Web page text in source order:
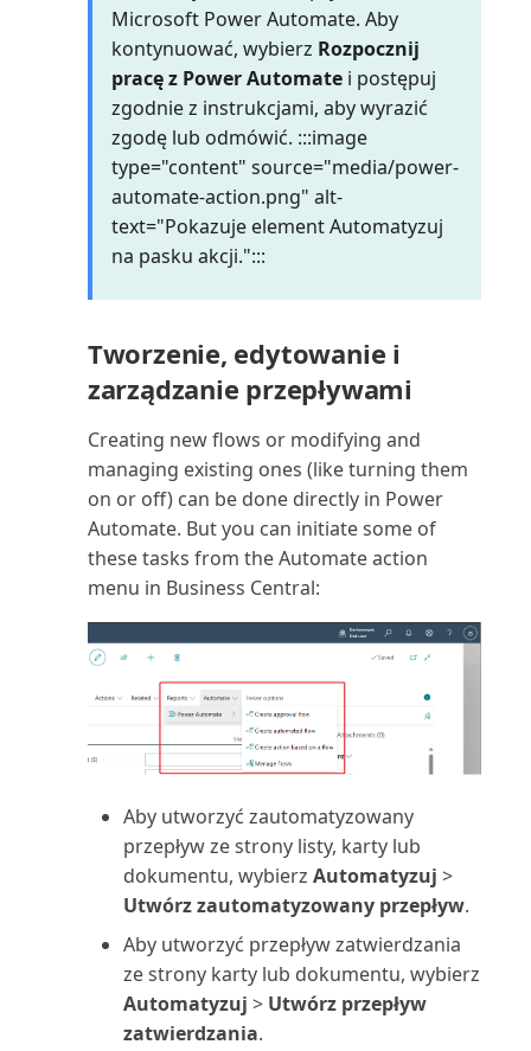
walutach
Rozwiązywanie problemów i
korygowanie wymiarów
Sprawdzanie poprawności
numerów identyfikacji p...
Szczegółowe zapisy księgi
dostawców
nabywców (raport Powe...
kosztów
Tolerancja płatności i tolerancja
rabatu płatni...
Transakcje zakupu z udziałem
strony trzeciej w UE
Tworzenie budżetów K/G
Tworzenie budżetów kosztów
Usuwanie i ponowne
stosowanie zapisów zapasów
Usuwanie zapisów budżetu
kosztów
Uzgadnianie kosztów zapasów z
przed zaksięgowa...
Wyświetlanie użytecznych
informacji w Centrach ról
Zapisywanie i personalizowanie
widoków list
Zarządzanie uprawnieniami za
pomocą grup użytko...
podstawowych dla bieżącego ...
funkcji
Znajdowanie powiązanych
zapisów dla dokumentów
Znajdowanie stron i raportów za
pomocą Eksplora...
Oferty umów do podpisania
(raport)
Opłaty za zapasy: specyfikacja
(raport)
Plan dostępności zapasów
(raport)
Podsumowanie odroczeń:
Sprzedaż (raport)
(raport)
Podsumowanie odroczeń
zakupów (raport)
Pojemnik korygujący magazynu
(raport)
Porównanie sald: poprzedni rok
Poziom obciążenia serwisu
Prognoza produkcji (raport)
Prognozowana wartość środka
trwałego (raport)
Prognozowana wartość
środków trwałych (raport E...
Microsoft Power Automate. Aby
kontynuować, wybierz Rozpocznij
pracę z Power Automatei postępuj
zgodnie z instrukcjami, aby wyrazić
zgodę lub odmówić. :::image
type="content" source="media/power-
automate-action.png" alt-
text="Pokazuje element Automatyzuj
na pasku akcji.":::
Tworzenie, edytowanie i
zarządzanie przepływami
Creating new flows or modifying and
managing existing ones (like turning them
on or off) can be done directly in Power
Automate. But you can initiate some of
these tasks from the Automate action
menu in Business Central:
Aby utworzyć zautomatyzowany
przepływ ze strony listy, karty lub
dokumentu, wybierz Automatyzuj >
Utwórz zautomatyzowany przepływ.
Aby utworzyć przepływ zatwierdzania
ze strony karty lub dokumentu, wybierz
Automatyzuj > Utwórz przepływ
zatwierdzania.